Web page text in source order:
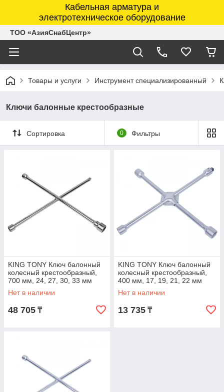
Кабельная арматура и
электротехническое оборудование
ТОО «АзияСнабЦентр»
Товары и услуги Инструмент специализированный
Ключи балонные крестообразные
Сортировка 0 Фильтры
KING TONY Ключ балонный
колесный крестообразный,
700 мм, 24, 27, 30, 33 мм
KING TONY 19932433
Нет в наличии
48 705 ₸
KING TONY Ключ балонный
колесный крестообразный,
400 мм, 17, 19, 21, 22 мм
KING TONY 19911722
Нет в наличии
13 735 ₸